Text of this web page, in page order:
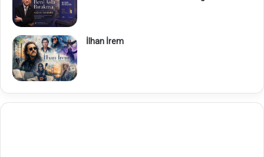
İlhan İrem